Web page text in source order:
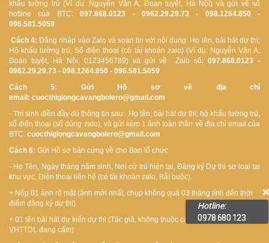
khẩu tường trú (Ví dụ: Nguyễn Văn A, Đoạn tuyệt, Hà Nội) và gửi về số
hotline của BTC:097.868.0123 - 0962.29.29.73 - 098.1264.850 -
096.581.5059
Cách 4: Đăng nhập vào Zalo và soạn tin với nội dung: Họ tên, bài hát dự thi;
Hộ khẩu tường trú, Số điện thoại (có tài khoản zalo) (Ví dụ: Nguyễn Văn A,
Đoạn tuyệt, Hà Nội, 0123456789) và gửi về Zalo số:097.868.0123 -
0962.29.29.73 - 098.1264.850 - 096.581.5059
Cách 5: Gửi Hồ sơ về địa chỉ
email: cuocthigiongcavangbolero@gmail.com
- Thí sinh điền đầy đủ thông tin sau: Họ tên, bài hát dự thi; hộ khẩu tường trú,
số điện thoại (số dùng zalo), và gửi kèm 1 ảnh toàn thân về địa chỉ email của
BTC: cuocthigiongcavangbolero@gmail.com
Cách 6: Gửi Hồ sơ bản cứng về cho Ban tổ chức
- Họ Tên, Ngày tháng năm sinh, Nơi cứ trú hiện tại, Đăng ký Dự thi sơ loại tại
khu vực, Điện thoại liên hệ (có tài khoản zalo, Bắt buộc).
+ Nộp 01 ảnh rõ mặt (ảnh mới nhất, chụp không quá 03 tháng tính đến thời
điểm đăng ký dự thi)
+ 01 tên bài hát dự kiến dự thi (Tác giả, không thuộc các bài hát mà bộ
VHTTDL đang cấm)
×
Hotline:
0978 680 123